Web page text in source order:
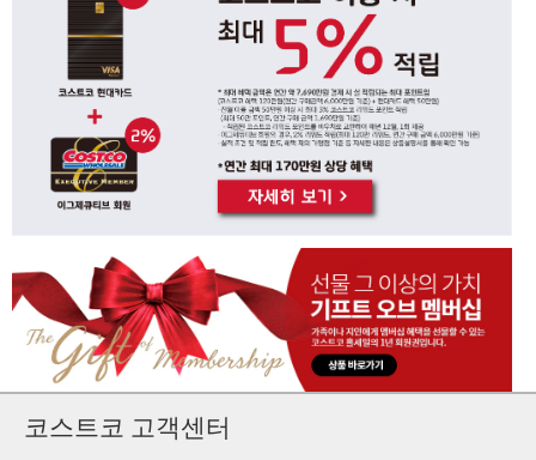
코스트코 고객센터